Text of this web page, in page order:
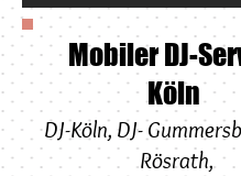
Mobiler DJ-
Köln
DJ-Köln, DJ-
Rösrath,